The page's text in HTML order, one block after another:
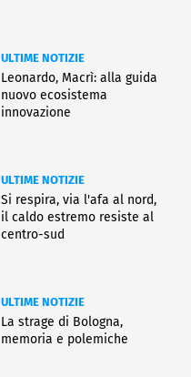
ULTIME NOTIZIE
Leonardo, Macrì: alla guida
nuovo ecosistema
innovazione
ULTIME NOTIZIE
Si respira, via l'afa al nord,
il caldo estremo resiste al
centro-sud
ULTIME NOTIZIE
La strage di Bologna,
memoria e polemiche